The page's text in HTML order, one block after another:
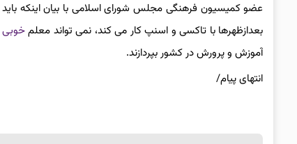
عضو کمیسیون فرهنگی مجلس شورای اسلامی با بیان اینکه
بعدازظهرها با تاکسی و اسنپ کار می کند، نمی تواند معلمخوبی
آموزش و پرورش در کشور بپردازند.
انتهای پیام/